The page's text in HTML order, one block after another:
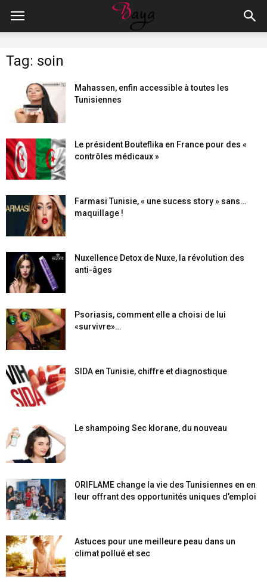
Tag: soin
Mahassen, enfin accessible à toutes les
Tunisiennes
Le président Bouteflika en France pour des «
contrôles médicaux »
Farmasi Tunisie, « une sucess story » sans…
maquillage !
Nuxellence Detox de Nuxe, la révolution des
anti-âges
Psoriasis, comment elle a choisi de lui
«survivre»…
SIDA en Tunisie, chiffre et diagnostique
Le shampoing Sec klorane, du nouveau
ORIFLAME change la vie des Tunisiennes en en
leur offrant des opportunités uniques d’emploi
Astuces pour une meilleure peau dans un
climat pollué et sec